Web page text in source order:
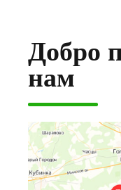
Добро
нам